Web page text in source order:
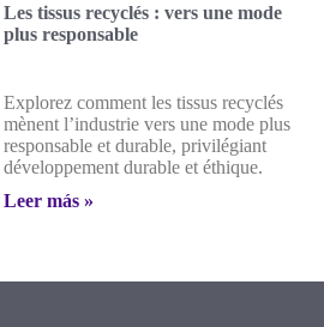
Les tissus recyclés : vers une mode
plus responsable
Explorez comment les tissus recyclés
mènent l’industrie vers une mode plus
responsable et durable, privilégiant
développement durable et éthique.
Leer más »